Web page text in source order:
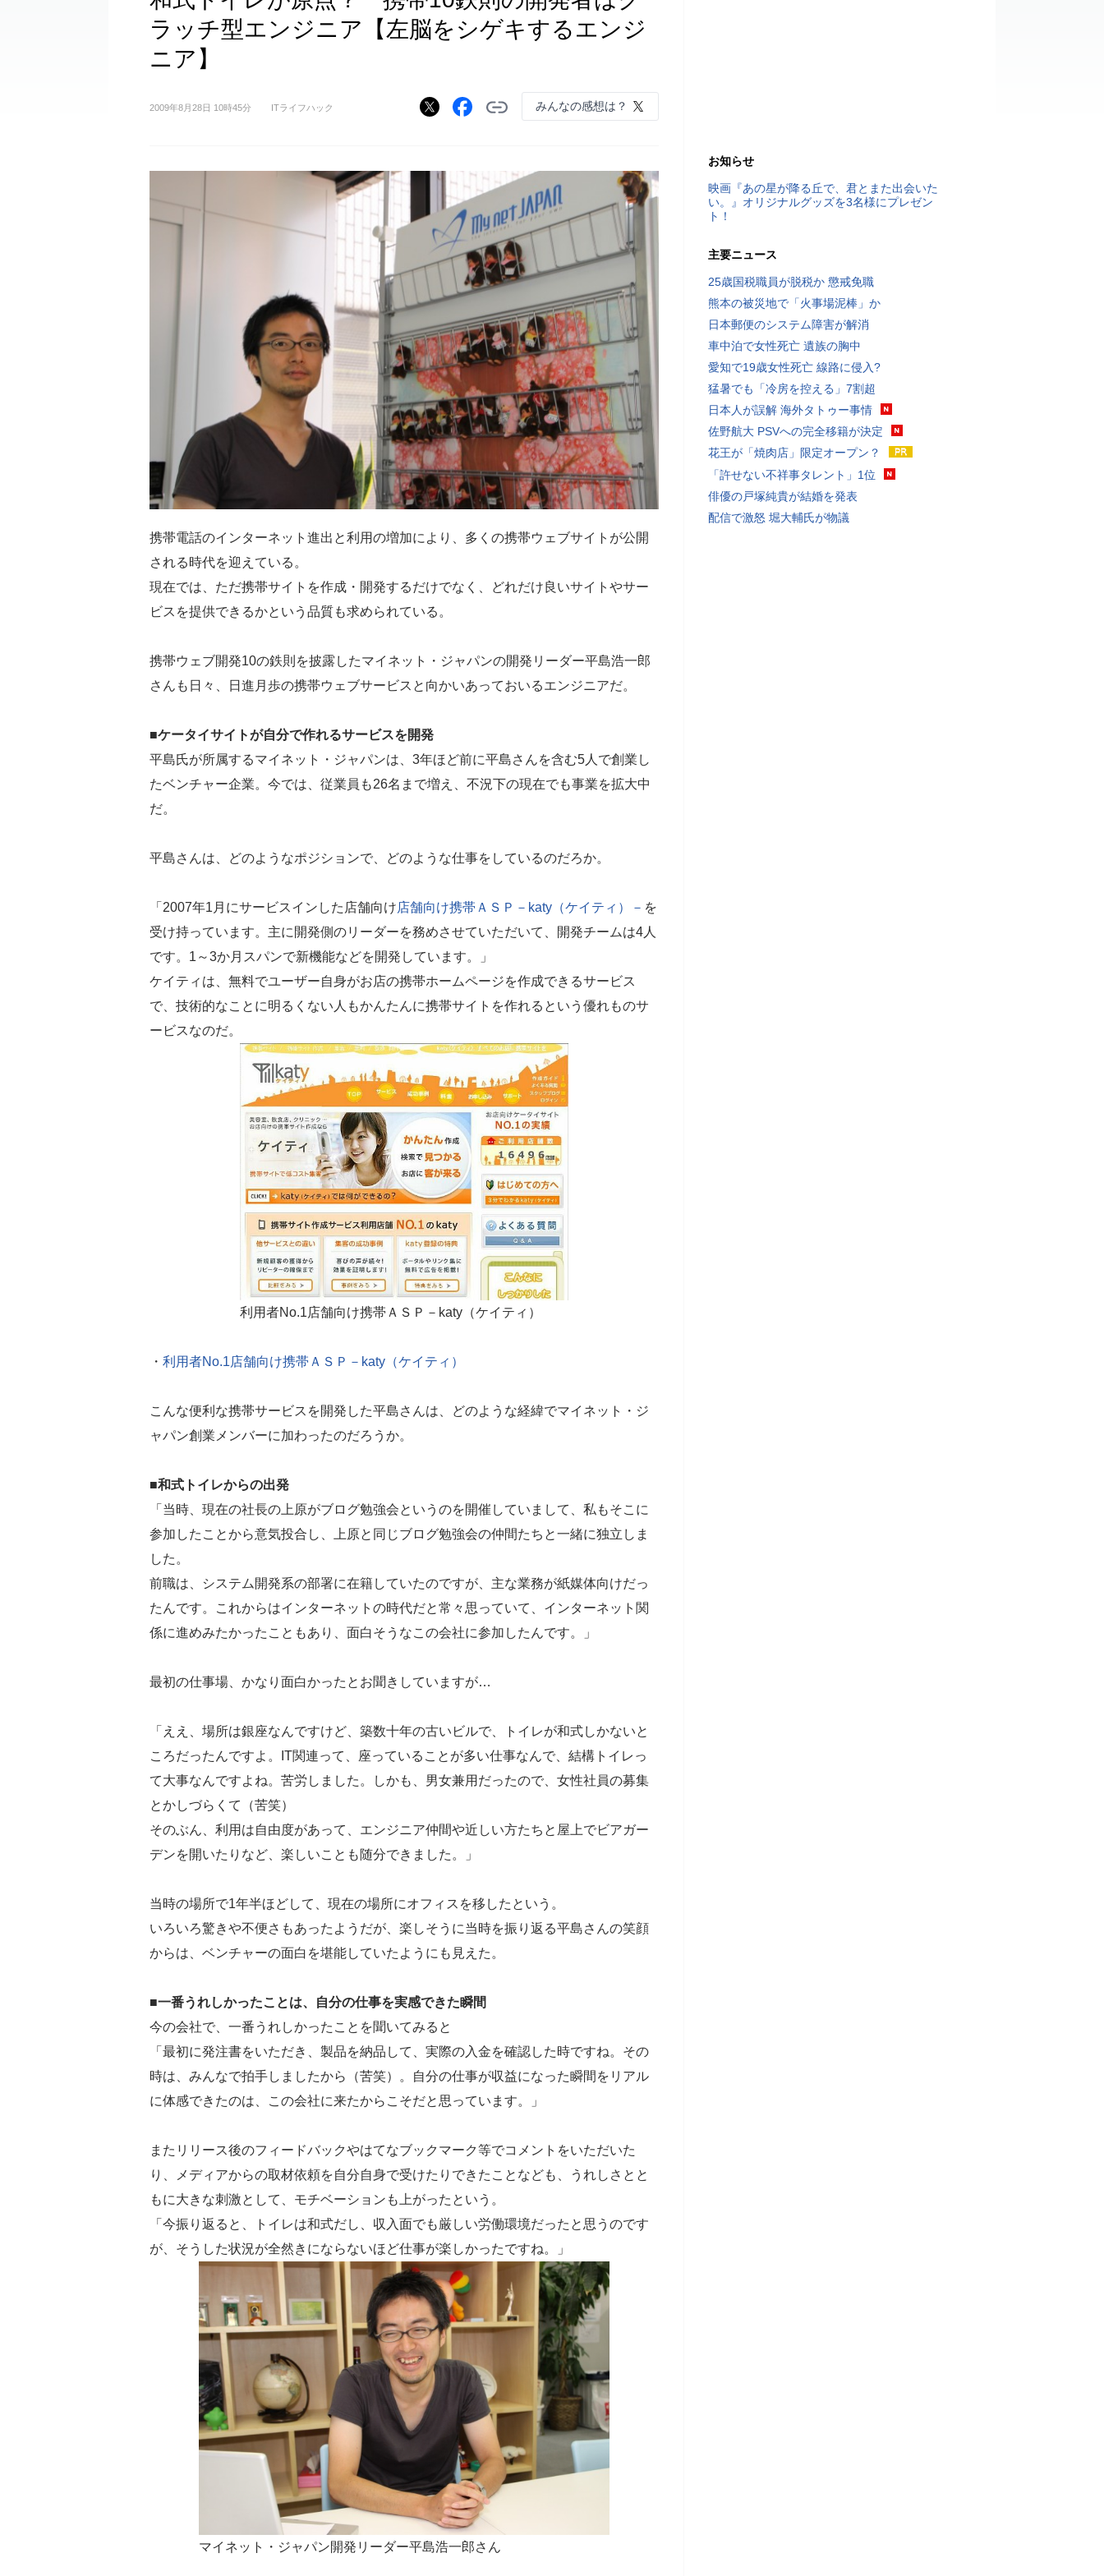
ラッチ型エンジニア【左脳をシゲキするエンジ
ニア】
2009年8月28日 10時45分 ITライフハック みんなの感想は？
携帯電話のインターネット進出と利用の増加により、多くの携帯ウェブサイトが公開
される時代を迎えている。
現在では、ただ携帯サイトを作成・開発するだけでなく、どれだけ良いサイトやサー
ビスを提供できるかという品質も求められている。
携帯ウェブ開発10の鉄則を披露したマイネット・ジャパンの開発リーダー平島浩一郎
さんも日々、日進月歩の携帯ウェブサービスと向かいあっておいるエンジニアだ。
■ケータイサイトが自分で作れるサービスを開発
平島氏が所属するマイネット・ジャパンは、3年ほど前に平島さんを含む5人で創業し
たベンチャー企業。今では、従業員も26名まで増え、不況下の現在でも事業を拡大中
だ。
平島さんは、どのようなポジションで、どのような仕事をしているのだろか。
「2007年1月にサービスインした店舗向け店舗向け携帯ＡＳＰ－katy（ケイティ）－ を
受け持っています。主に開発側のリーダーを務めさせていただいて、開発チームは4人
です。1～3か月スパンで新機能などを開発しています。」
ケイティは、無料でユーザー自身がお店の携帯ホームページを作成できるサービス
で、技術的なことに明るくない人もかんたんに携帯サイトを作れるという優れものサ
ービスなのだ。
利用者No.1店舗向け携帯ＡＳＰ－katy（ケイティ）
・ 利用者No.1店舗向け携帯ＡＳＰ－katy（ケイティ）
こんな便利な携帯サービスを開発した平島さんは、どのような経緯でマイネット・ジ
ャパン創業メンバーに加わったのだろうか。
■和式トイレからの出発
「当時、現在の社長の上原がブログ勉強会というのを開催していまして、私もそこに
参加したことから意気投合し、上原と同じブログ勉強会の仲間たちと一緒に独立しま
した。
前職は、システム開発系の部署に在籍していたのですが、主な業務が紙媒体向けだっ
たんです。これからはインターネットの時代だと常々思っていて、インターネット関
係に進めみたかったこともあり、面白そうなこの会社に参加したんです。」
最初の仕事場、かなり面白かったとお聞きしていますが…
「ええ、場所は銀座なんですけど、築数十年の古いビルで、トイレが和式しかないと
ころだったんですよ。IT関連って、座っていることが多い仕事なんで、結構トイレっ
て大事なんですよね。苦労しました。しかも、男女兼用だったので、女性社員の募集
とかしづらくて（苦笑）
そのぶん、利用は自由度があって、エンジニア仲間や近しい方たちと屋上でビアガー
デンを開いたりなど、楽しいことも随分できました。」
当時の場所で1年半ほどして、現在の場所にオフィスを移したという。
いろいろ驚きや不便さもあったようだが、楽しそうに当時を振り返る平島さんの笑顔
からは、ベンチャーの面白を堪能していたようにも見えた。
■一番うれしかったことは、自分の仕事を実感できた瞬間
今の会社で、一番うれしかったことを聞いてみると
「最初に発注書をいただき、製品を納品して、実際の入金を確認した時ですね。その
時は、みんなで拍手しましたから（苦笑）。自分の仕事が収益になった瞬間をリアル
に体感できたのは、この会社に来たからこそだと思っています。」
またリリース後のフィードバックやはてなブックマーク等でコメントをいただいた
り、メディアからの取材依頼を自分自身で受けたりできたことなども、うれしさとと
もに大きな刺激として、モチベーションも上がったという。
「今振り返ると、トイレは和式だし、収入面でも厳しい労働環境だったと思うのです
が、そうした状況が全然きにならないほど仕事が楽しかったですね。」
マイネット・ジャパン開発リーダー平島浩一郎さん
お知らせ
映画『あの星が降る丘で、君とまた出会いた
い。』オリジナルグッズを3名様にプレゼン
ト！
主要ニュース
25歳国税職員が脱税か 懲戒免職
熊本の被災地で「火事場泥棒」か
日本郵便のシステム障害が解消
車中泊で女性死亡 遺族の胸中
愛知で19歳女性死亡 線路に侵入?
猛暑でも「冷房を控える」7割超
日本人が誤解 海外タトゥー事情
佐野航大 PSVへの完全移籍が決定
花王が「焼肉店」限定オープン？
「許せない不祥事タレント」1位
俳優の戸塚純貴が結婚を発表
配信で激怒 堀大輔氏が物議